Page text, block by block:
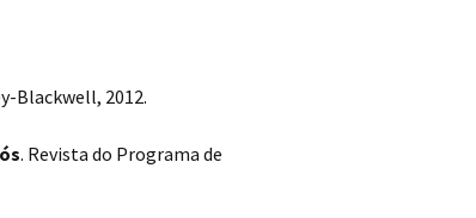
Blackwell, 2012.
. Revista do Programa de